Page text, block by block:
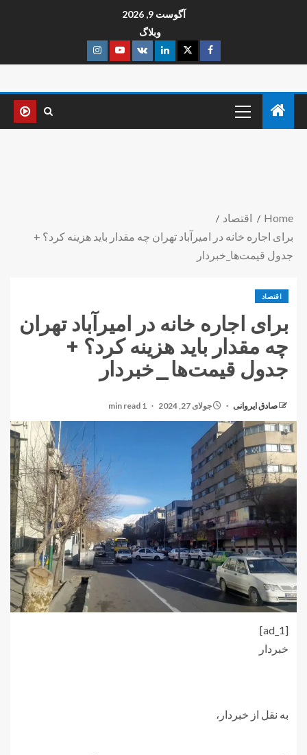
آگوست 9, 2026
وبلاگ
Home
اقتصاد
برای اجاره خانه در امیرآباد تهران چه مقدار باید هزینه کرد؟ +
جدول قیمت‌ها_خبردار
اقتصاد
برای اجاره خانه در امیرآباد تهران
چه مقدار باید هزینه کرد؟ +
جدول قیمت‌ها_خبردار
صادق ایروانی جولای 27, 2024 1 min read
[ad_1]
خبردار
به نقل از خبردار،